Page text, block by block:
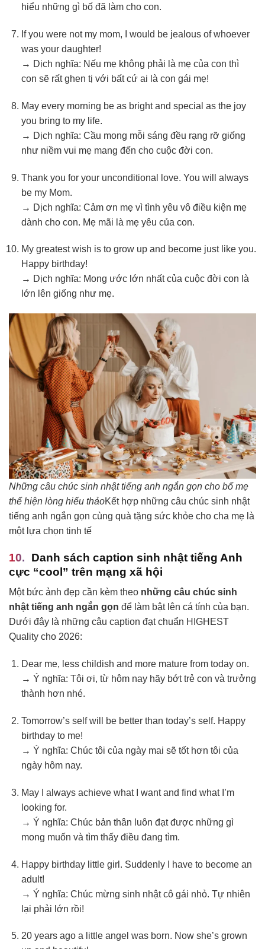
hiểu những gì bố đã làm cho con.
If you were not my mom, I would be jealous of whoever
was your daughter!
→ Dịch nghĩa: Nếu mẹ không phải là mẹ của con thì
con sẽ rất ghen tị với bất cứ ai là con gái mẹ!
May every morning be as bright and special as the joy
you bring to my life.
→ Dịch nghĩa: Cầu mong mỗi sáng đều rạng rỡ giống
như niềm vui mẹ mang đến cho cuộc đời con.
Thank you for your unconditional love. You will always
be my Mom.
→ Dịch nghĩa: Cảm ơn mẹ vì tình yêu vô điều kiện mẹ
dành cho con. Mẹ mãi là mẹ yêu của con.
My greatest wish is to grow up and become just like you.
Happy birthday!
→ Dịch nghĩa: Mong ước lớn nhất của cuộc đời con là
lớn lên giống như mẹ.
Những câu chúc sinh nhật tiếng anh ngắn gọn cho bố mẹ
thể hiện lòng hiếu thảoKết hợp những câu chúc sinh nhật
tiếng anh ngắn gọn cùng quà tặng sức khỏe cho cha mẹ là
một lựa chọn tinh tế
Danh sách caption sinh nhật tiếng Anh
cực “cool” trên mạng xã hội
Một bức ảnh đẹp cần kèm theo những câu chúc sinh
nhật tiếng anh ngắn gọn để làm bật lên cá tính của bạn.
Dưới đây là những câu caption đạt chuẩn HIGHEST
Quality cho 2026:
Dear me, less childish and more mature from today on.
→ Ý nghĩa: Tôi ơi, từ hôm nay hãy bớt trẻ con và trưởng
thành hơn nhé.
Tomorrow’s self will be better than today’s self. Happy
birthday to me!
→ Ý nghĩa: Chúc tôi của ngày mai sẽ tốt hơn tôi của
ngày hôm nay.
May I always achieve what I want and find what I’m
looking for.
→ Ý nghĩa: Chúc bản thân luôn đạt được những gì
mong muốn và tìm thấy điều đang tìm.
Happy birthday little girl. Suddenly I have to become an
adult!
→ Ý nghĩa: Chúc mừng sinh nhật cô gái nhỏ. Tự nhiên
lại phải lớn rồi!
20 years ago a little angel was born. Now she’s grown